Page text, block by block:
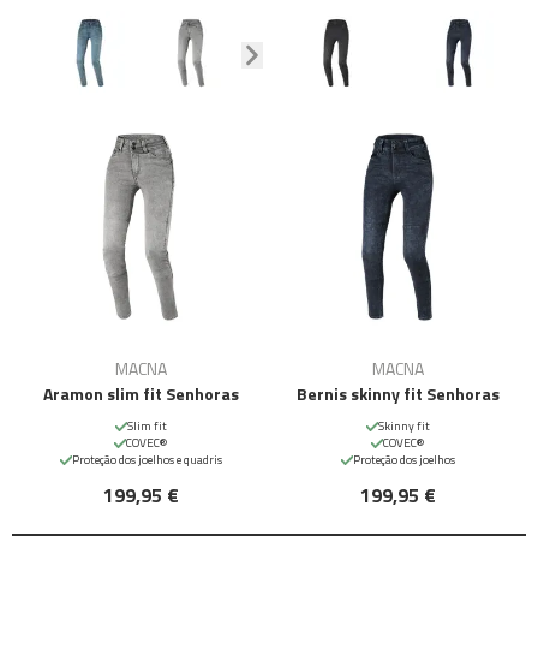
MACNA
Aramon slim fit Senhoras
Slim fit
COVEC®
Proteção dos joelhos e quadris
199,95 €
MACNA
Bernis skinny fit Senhoras
Skinny fit
COVEC®
Proteção dos joelhos
199,95 €